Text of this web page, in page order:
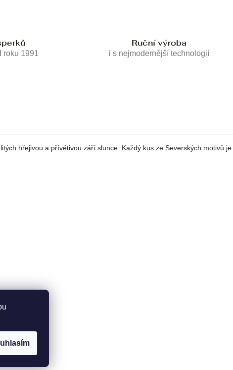
roku 1991
Ruční výroba
i s nejmodernější technologií
hřejivou a přívětivou září slunce. Každý kus ze Severských motivů